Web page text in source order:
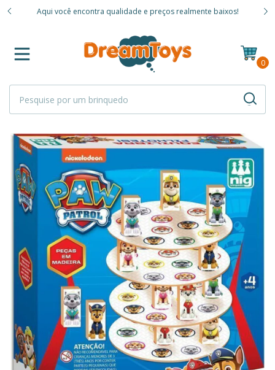
Aqui você encontra qualidade e preços realmente baixos!
0